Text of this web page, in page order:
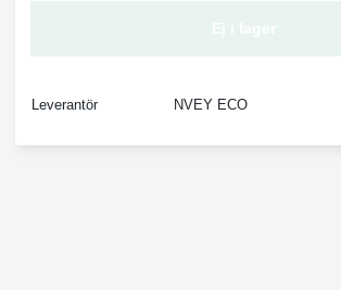
Leverantör NVEY ECO